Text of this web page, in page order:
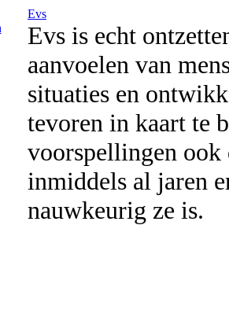
Evs
Evs is echt
aanvoelen van
situaties en
tevoren in kaart te
voorspellingen
inmiddels al jaren
nauwkeurig ze is.